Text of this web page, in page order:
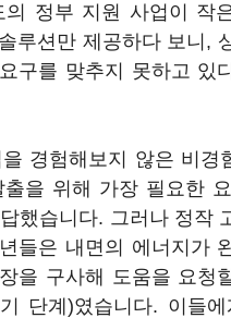
의 정부 지원 사업이 작
루션만 제공하다 보니,
구를 맞추지 못하고 있
경험해보지 않은 비경
을 위해 가장 필요한
했습니다. 그러나 정작
들은 내면의 에너지가
을 구사해 도움을 요청
단계)였습니다. 이들